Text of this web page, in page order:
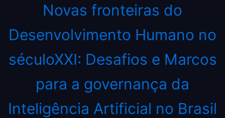
Novas fronteiras do
Desenvolvimento Humano no
séculoXXI: Desafios e Marcos
para a governança da
Inteligência Artificial no Brasil